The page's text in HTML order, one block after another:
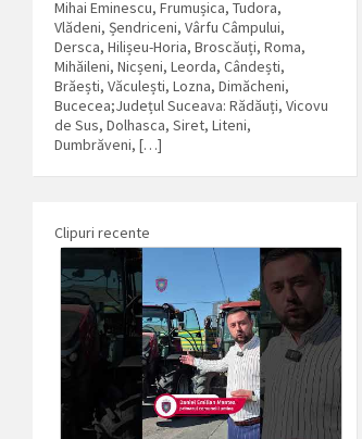
Mihai Eminescu, Frumușica, Tudora,
Vlădeni, Șendriceni, Vârfu Câmpului,
Dersca, Hilișeu-Horia, Broscăuți, Roma,
Mihăileni, Nicșeni, Leorda, Cândești,
Brăești, Văculești, Lozna, Dimăcheni,
Bucecea;Județul Suceava: Rădăuți, Vicovu
de Sus, Dolhasca, Siret, Liteni,
Dumbrăveni, […]
Clipuri recente